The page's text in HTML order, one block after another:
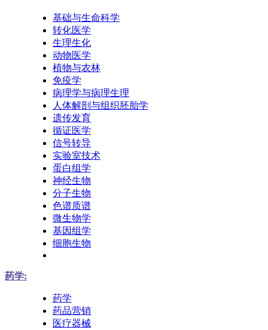
基础与生命科学
转化医学
生理生化
动物医学
植物与农林
免疫学
病理学与病理生理
人体解剖与组织胚胎学
遗传发育
循证医学
信号转导
实验室技术
蛋白组学
神经生物
分子生物
色谱质谱
微生物学
基因组学
细胞生物
药学:
药学
药品营销
医疗器械